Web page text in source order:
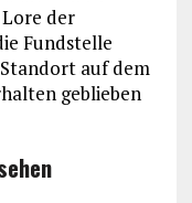
der
Fundstelle
auf dem
geblieben